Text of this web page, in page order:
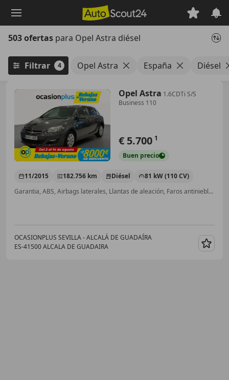
principal
503 ofertas para Opel Astra diésel
Filtrar 4 Opel Astra España Diésel
Opel Astra 1.6CDTi S/S
Business 110
€ 5.700 1
Buen precio
11/2015 182.756 km Diésel
81 kW (110 CV)
Garantia, ABS, Airbags laterales, Llantas de aleación, Faros antiniebla, Bluetooth, Cierre centralizado, Elevalunas eléctrico
OCASIONPLUS SEVILLA - ALCALÁ DE GUADAÍRA
ES-41500 ALCALA DE GUADAIRA